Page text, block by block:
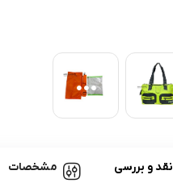
نقد و بررسی مشخصات